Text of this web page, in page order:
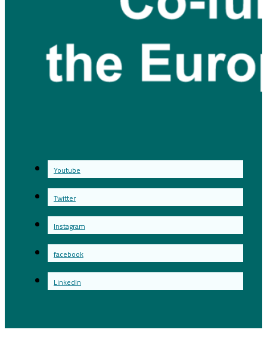
Youtube
Twitter
Instagram
facebook
LinkedIn